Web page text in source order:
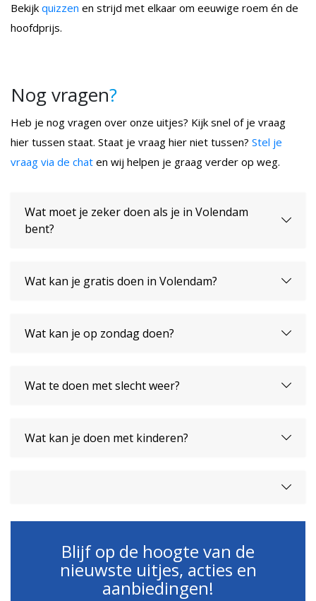
Bekijk quizzen en strijd met elkaar om eeuwige roem én de
hoofdprijs.
Nog vragen?
Heb je nog vragen over onze uitjes? Kijk snel of je vraag
hier tussen staat. Staat je vraag hier niet tussen? Stel je
vraag via de chat en wij helpen je graag verder op weg.
Wat moet je zeker doen als je in Volendam
bent?
Wat kan je gratis doen in Volendam?
Wat kan je op zondag doen?
Wat te doen met slecht weer?
Wat kan je doen met kinderen?
Blijf op de hoogte van de
nieuwste uitjes, acties en
aanbiedingen!